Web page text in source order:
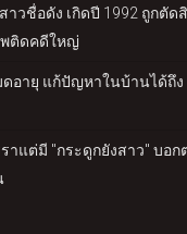
าวชื่อดัง เกิดปี 1992 ถูกตัด
ติดคดีใหญ่
ดอายุ แก้ปัญหาในบ้านได้ถึง
าแต่มี "กระดูกยังสาว" บอก